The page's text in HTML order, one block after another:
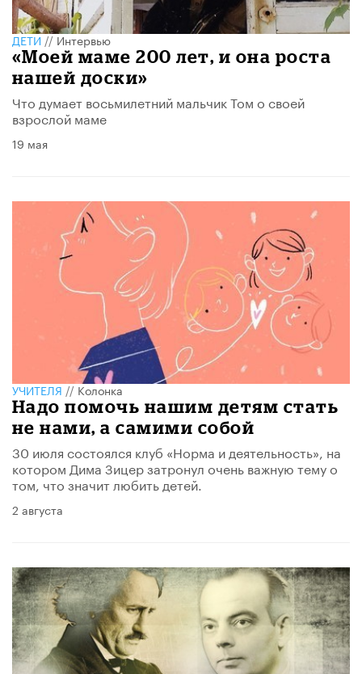
ДЕТИ//Интервью
«Моей маме 200 лет, и она роста
нашей доски»
Что думает восьмилетний мальчик Том о своей
взрослой маме
19 мая
УЧИТЕЛЯ//Колонка
Надо помочь нашим детям стать
не нами, а самими собой
30 июля состоялся клуб «Норма и деятельность», на
котором Дима Зицер затронул очень важную тему о
том, что значит любить детей.
2 августа